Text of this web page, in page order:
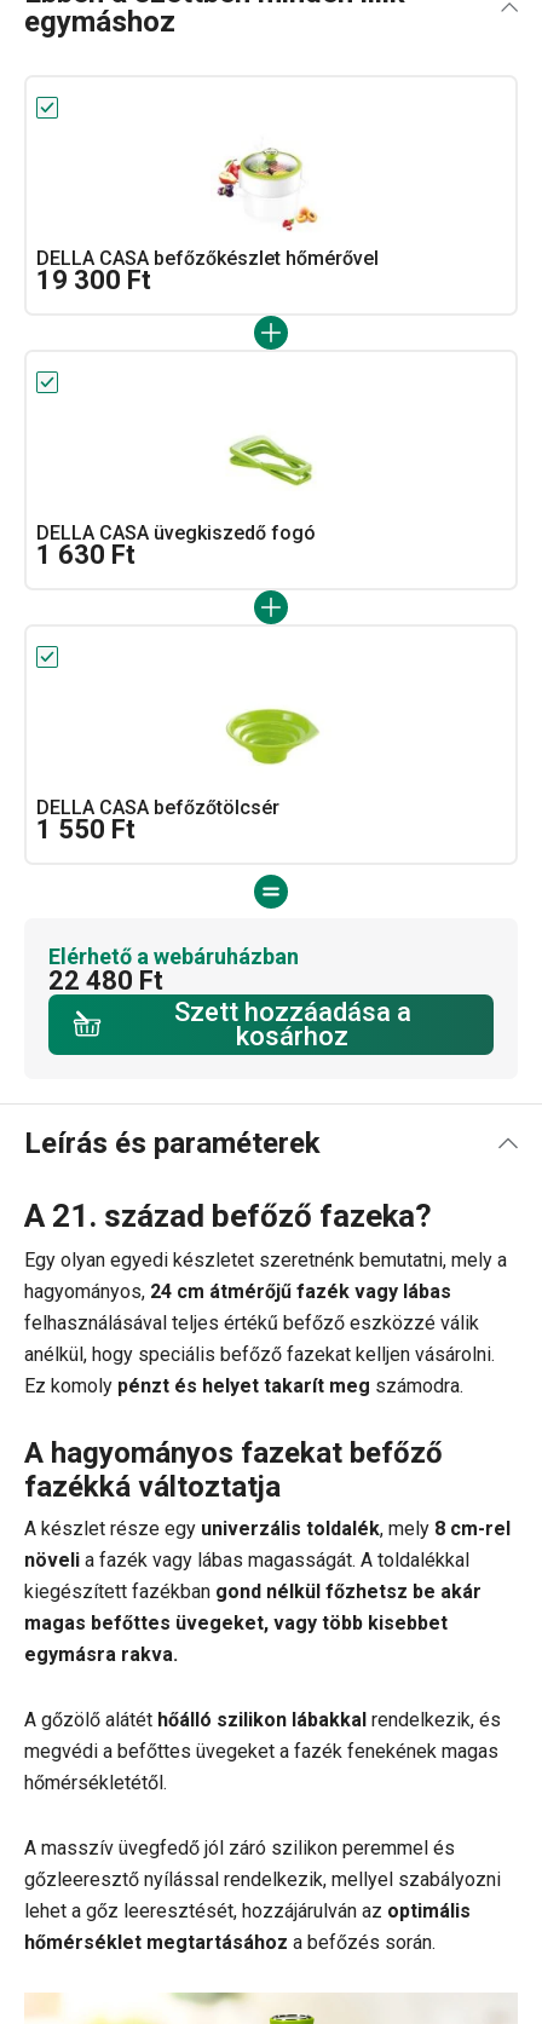
egymáshoz
DELLA CASA befőzőkészlet hőmérővel
19 300 Ft
DELLA CASA üvegkiszedő fogó
1 630 Ft
DELLA CASA befőzőtölcsér
1 550 Ft
Elérhető a webáruházban
22 480 Ft
Szett hozzáadása a
kosárhoz
Leírás és paraméterek
A 21. század befőző fazeka?
Egy olyan egyedi készletet szeretnénk bemutatni, mely a
hagyományos, 24 cm átmérőjű fazék vagy lábas
felhasználásával teljes értékű befőző eszközzé válik
anélkül, hogy speciális befőző fazekat kelljen vásárolni.
Ez komoly pénzt és helyet takarít meg számodra.
A hagyományos fazekat befőző
fazékká változtatja
A készlet része egy univerzális toldalék, mely 8 cm-rel
növeli a fazék vagy lábas magasságát. A toldalékkal
kiegészített fazékban gond nélkül főzhetsz be akár
magas befőttes üvegeket, vagy több kisebbet
egymásra rakva.
A gőzölő alátét hőálló szilikon lábakkal rendelkezik, és
megvédi a befőttes üvegeket a fazék fenekének magas
hőmérsékletétől.
A masszív üvegfedő jól záró szilikon peremmel és
gőzleeresztő nyílással rendelkezik, mellyel szabályozni
lehet a gőz leeresztését, hozzájárulván az optimális
hőmérséklet megtartásához a befőzés során.